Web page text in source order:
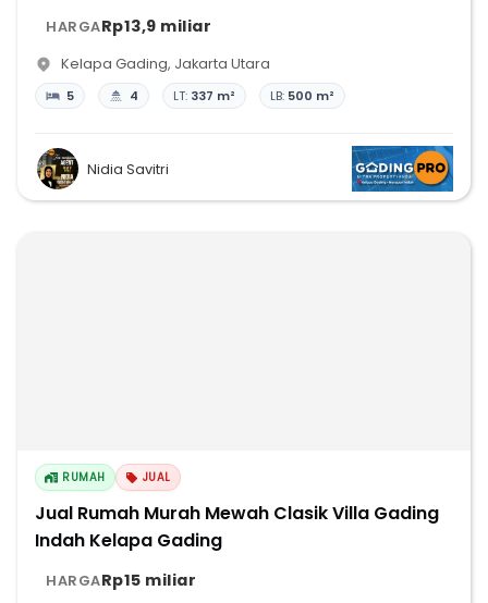
HARGARp13,9 miliar
Kelapa Gading, Jakarta Utara
5 4 LT: 337 m² LB: 500 m²
Nidia Savitri
RUMAH JUAL
Jual Rumah Murah Mewah Clasik Villa Gading
Indah Kelapa Gading
HARGARp15 miliar